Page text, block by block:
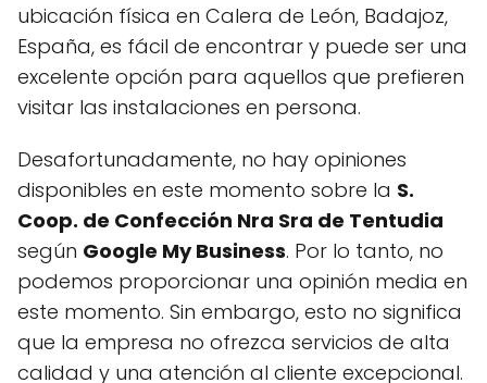
ubicación física en Calera de León, Badajoz,
España, es fácil de encontrar y puede ser una
excelente opción para aquellos que prefieren
visitar las instalaciones en persona.
Desafortunadamente, no hay opiniones
disponibles en este momento sobre la S.
Coop. de Confección Nra Sra de Tentudia
según Google My Business. Por lo tanto, no
podemos proporcionar una opinión media en
este momento. Sin embargo, esto no significa
que la empresa no ofrezca servicios de alta
calidad y una atención al cliente excepcional.